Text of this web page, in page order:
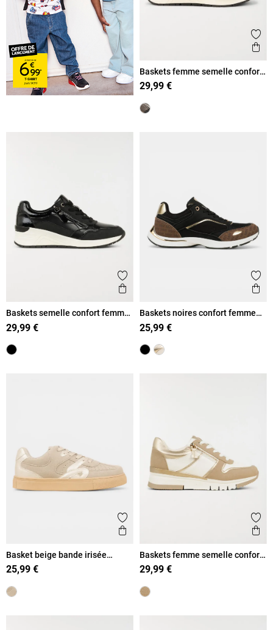
Baskets femme semelle confort
(36-41)
29,99 €
Ajouter aux favoris
Aperçu rapide
Baskets semelle confort femme
(36-41)
29,99 €
Baskets noires confort femme
(36-41)
25,99 €
Ajouter aux favoris
Aperçu rapide
Basket beige bande irisée
femme (36-41)
25,99 €
Baskets femme semelle confort
(36-41)
29,99 €